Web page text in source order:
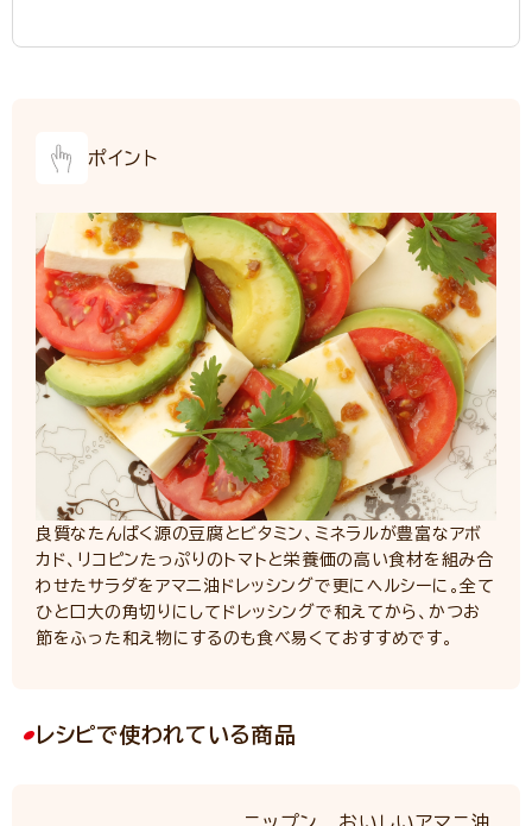
ポイント
良質なたんぱく源の豆腐とビタミン、ミネラルが豊富なアボ
カド、リコピンたっぷりのトマトと栄養価の高い食材を組み合
わせたサラダをアマニ油ドレッシングで更にヘルシーに。全て
ひと口大の角切りにしてドレッシングで和えてから、かつお
節をふった和え物にするのも食べ易くておすすめです。
レシピで使われている商品
ニップン おいしいアマニ油